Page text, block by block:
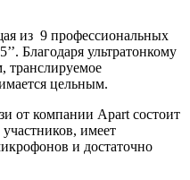
из 9 профессиональных
Благодаря ультратонкому
транслируемое
цельным.
от компании Apart состоит
участников, имеет
и достаточно